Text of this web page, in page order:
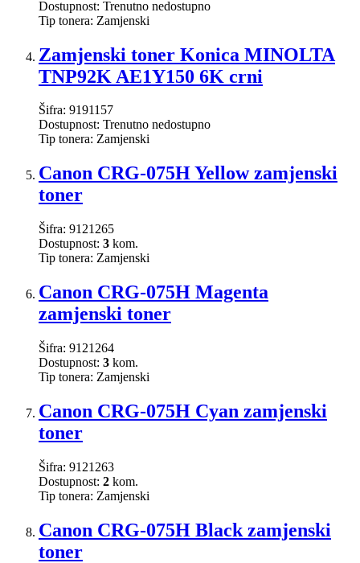
Dostupnost: Trenutno nedostupno
Tip tonera: Zamjenski
Zamjenski toner Konica MINOLTA
TNP92K AE1Y150 6K crni
Šifra: 9191157
Dostupnost: Trenutno nedostupno
Tip tonera: Zamjenski
Canon CRG-075H Yellow zamjenski
toner
Šifra: 9121265
Dostupnost: 3 kom.
Tip tonera: Zamjenski
Canon CRG-075H Magenta
zamjenski toner
Šifra: 9121264
Dostupnost: 3 kom.
Tip tonera: Zamjenski
Canon CRG-075H Cyan zamjenski
toner
Šifra: 9121263
Dostupnost: 2 kom.
Tip tonera: Zamjenski
Canon CRG-075H Black zamjenski
toner